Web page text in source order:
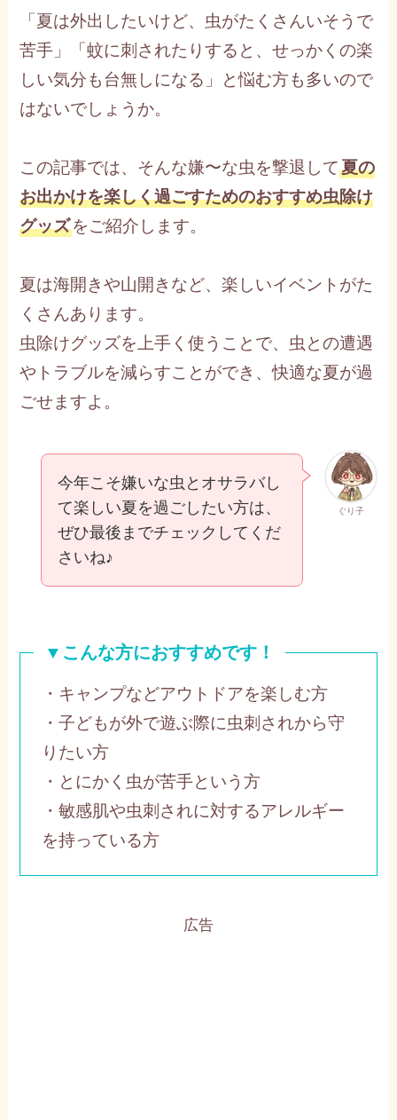
「夏は外出したいけど、虫がたくさんいそうで
苦手」「蚊に刺されたりすると、せっかくの楽
しい気分も台無しになる」と悩む方も多いので
はないでしょうか。
この記事では、そんな嫌〜な虫を撃退して夏の
お出かけを楽しく過ごすためのおすすめ虫除け
グッズをご紹介します。
夏は海開きや山開きなど、楽しいイベントがた
くさんあります。
虫除けグッズを上手く使うことで、虫との遭遇
やトラブルを減らすことができ、快適な夏が過
ごせますよ。
ぐり子
今年こそ嫌いな虫とオサラバし
て楽しい夏を過ごしたい方は、
ぜひ最後までチェックしてくだ
さいね♪
▼こんな方におすすめです！
・キャンプなどアウトドアを楽しむ方
・子どもが外で遊ぶ際に虫刺されから守
りたい方
・とにかく虫が苦手という方
・敏感肌や虫刺されに対するアレルギー
を持っている方
広告